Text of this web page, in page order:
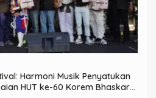
Harmoni Musik Penyatukan
HUT ke-60 Korem Bhaskara